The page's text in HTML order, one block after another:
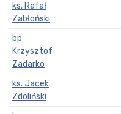
ks. Rafał
Zabłoński
bp
Krzysztof
Zadarko
ks. Jacek
Zdoliński